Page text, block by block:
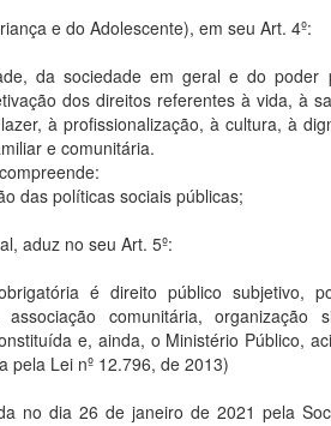
e do Adolescente), em seu Art. 4º:
da sociedade em geral e do poder
dos direitos referentes à vida, à
à profissionalização, à cultura, à
e comunitária.
das políticas sociais públicas;
aduz no seu Art. 5º:
é direito público subjetivo,
comunitária, organização
e, ainda, o Ministério Público,
pela Lei nº 12.796, de 2013)
no dia 26 de janeiro de 2021 pela